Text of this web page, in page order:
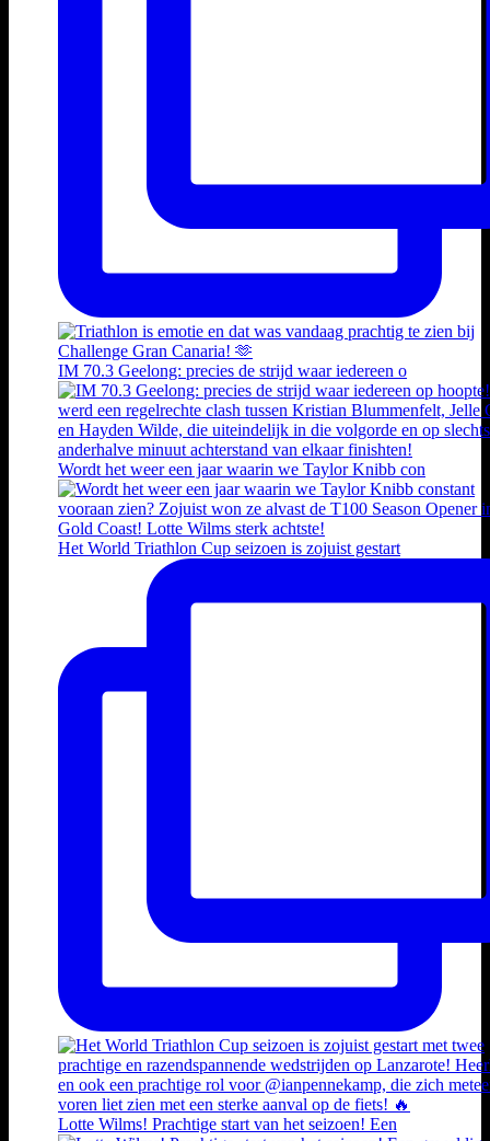
IM 70.3 Geelong: precies de strijd waar iedereen o
Wordt het weer een jaar waarin we Taylor Knibb con
Het World Triathlon Cup seizoen is zojuist gestart
Lotte Wilms! Prachtige start van het seizoen! Een